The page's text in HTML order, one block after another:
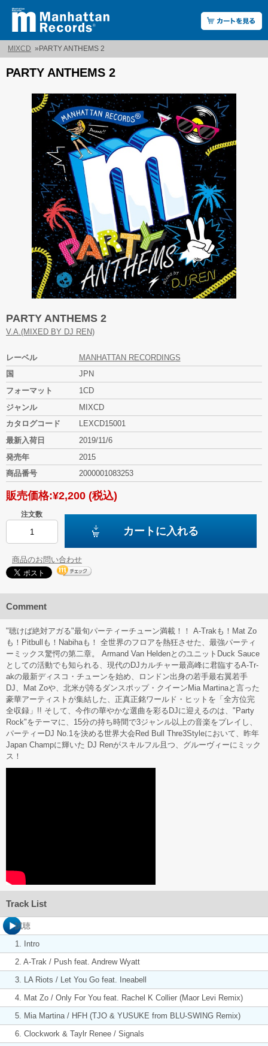
MIXCD » PARTY ANTHEMS 2
PARTY ANTHEMS 2
PARTY ANTHEMS 2
V.A.(MIXED BY DJ REN)
レーベル
MANHATTAN RECORDINGS
国
JPN
フォーマット
1CD
ジャンル
MIXCD
カタログコード
LEXCD15001
最新入荷日
2019/11/6
発売年
2015
商品番号
2000001083253
販売価格:¥2,200 (税込)
注文数
カートに入れる
商品のお問い合わせ
Comment
"聴けば絶対アガる"最旬パーティーチューン満載！！ A-Trakも！Mat Zo
も！Pitbullも！Nabihaも！ 全世界のフロアを熱狂させた、最強パーティ
ーミックス驚愕の第二章。 Armand Van HeldenとのユニットDuck Sauce
としての活動でも知られる、現代のDJカルチャー最高峰に君臨するA-Tr­
akの最新ディスコ・チューンを始め、ロンドン出身の若手最右翼若手
DJ、Mat Zoや、北米が誇るダンスポップ・クイーンMia Martinaと言った
豪華アーティストが集結した、正真正銘ワールド・ヒットを「全­方位完
全収録」!! そして、今作の華やかな選曲を彩るDJに迎えるのは、"Party
Rock"をテーマに、15分の持ち時間で3ジャンル以上の音楽をプレイし、
パーティーDJ No.1を決める世界大会Red Bull Thre3Styleにおいて、昨年
Japan Champに輝いた DJ Renがスキルフル且つ、グルーヴィーにミック
ス！
Track List
試聴
1. Intro
2. A-Trak / Push feat. Andrew Wyatt
3. LA Riots / Let You Go feat. Ineabell
4. Mat Zo / Only For You feat. Rachel K Collier (Maor Levi Remix)
5. Mia Martina / HFH (TJO & YUSUKE from BLU-SWING Remix)
6. Clockwork & Taylr Renee / Signals